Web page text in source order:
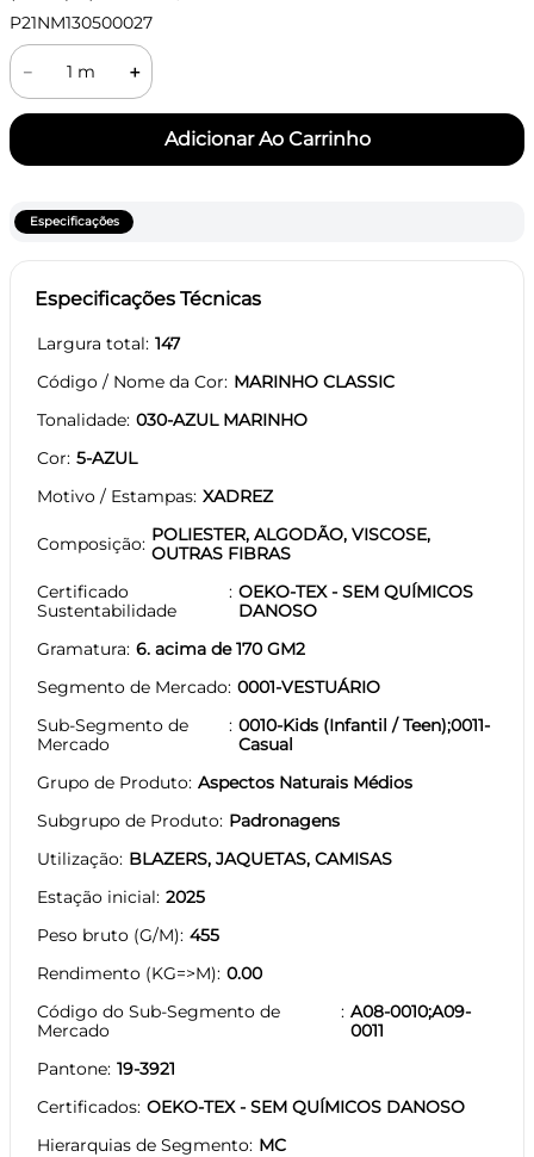
P21NM130500027
＋
－
Especificações
Especificações Técnicas
Largura total 147
Código / Nome da Cor MARINHO CLASSIC
Tonalidade 030-AZUL MARINHO
Cor 5-AZUL
Motivo / Estampas XADREZ
Composição POLIESTER, ALGODÃO, VISCOSE,
OUTRAS FIBRAS
Certificado
Sustentabilidade
OEKO-TEX - SEM QUÍMICOS
DANOSO
Gramatura 6. acima de 170 GM2
Segmento de Mercado 0001-VESTUÁRIO
Sub-Segmento de
Mercado
0010-Kids (Infantil / Teen);0011-
Casual
Grupo de Produto Aspectos Naturais Médios
Subgrupo de Produto Padronagens
Utilização BLAZERS, JAQUETAS, CAMISAS
Estação inicial 2025
Peso bruto (G/M) 455
Rendimento (KG=>M) 0.00
Código do Sub-Segmento de
Mercado
A08-0010;A09-
0011
Pantone 19-3921
Certificados OEKO-TEX - SEM QUÍMICOS DANOSO
Hierarquias de Segmento MC